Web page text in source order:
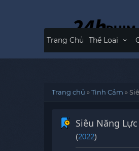
Trang Chủ Thể Loại
Trang chủ »Tình Cảm »
Siêu Năng
(2022)